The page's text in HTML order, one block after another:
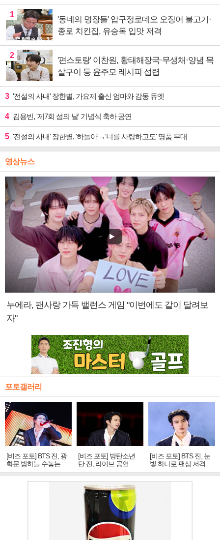
1
'동네의 명장들' 압구정로데오 오징어 불고기·
종로 치킨집, 유승목 입맛 저격
2
'편스토랑' 이찬원, 황태해장국·무생채·양념 목
살구이 등 윤주모 레시피 섭렵
3 '전설의 사내' 장한별, 가요제 출신 엄마와 감동 듀엣
4 김용빈, '제7회 섬의 날' 기념식 축하 공연
5 '전설의 사내' 장한별, '하늘아'→'너를 사랑하고도' 명품 무대
영상뉴스
누에라, 팬사랑 가득 밸런스 게임 "이번에도 같이 달려보
자"
포토갤러리
[비즈 포토] BTS 진, 광
화문 밤하늘 수놓는 '비
주얼 킹'의 열창
[비즈 포토] 방탄소년
단 진, 라이브 공연 중
빛나는 독보적 아우라
[비즈 포토] BTS 진, 눈
빛 하나로 팬심 저격…
독보적 카리스마